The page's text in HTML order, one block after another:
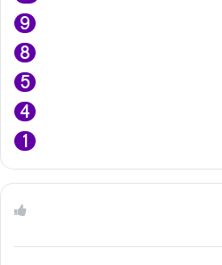
9
8
5
4
1